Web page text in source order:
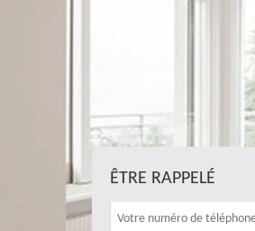
ÊTRE RAPPELÉ